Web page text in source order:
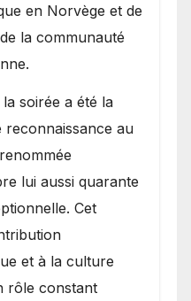
en Norvège et de
la communauté
soirée a été la
reconnaissance au
lui aussi quarante
Cet
et à la culture
rôle constant